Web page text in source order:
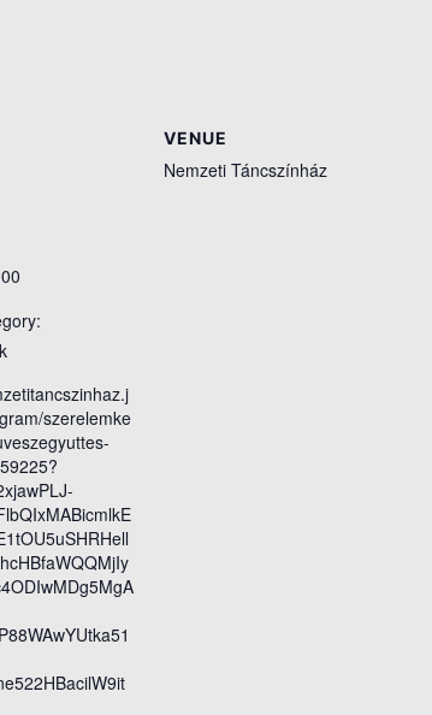
szerelemke
VENUE
Nemzeti Táncszínház